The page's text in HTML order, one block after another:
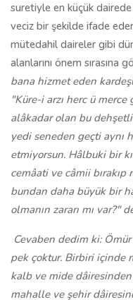
suretiyle en küçük
veciz bir şekilde ifade
mütedahil daireler gibi
alanlarını önem sırasına
bana hizmet eden
"Küre-i arzı herc ü
alâkadar olan bu
yedi seneden geçti aynı
etmiyorsun. Hâlbuki bir
cemâati ve câmii
bundan daha büyük bir
olmanın zararı mı var?"
Cevaben dedim ki:
pek çoktur. Birbiri içinde
kalb ve mide
mahalle ve şehir